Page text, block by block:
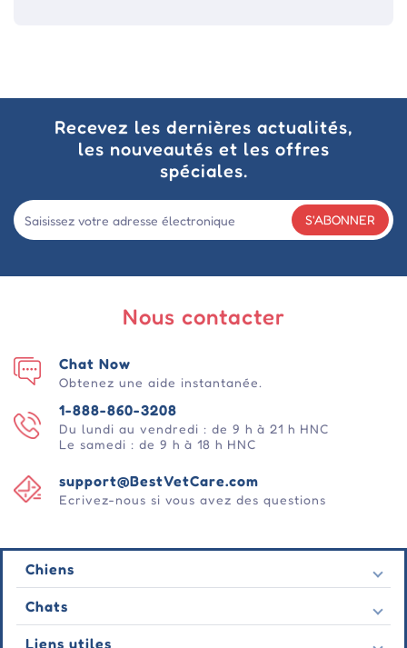
Recevez les dernières actualités,
les nouveautés et les offres
spéciales.
S'ABONNER
Nous contacter
1-888-860-3208
Du lundi au vendredi : de 9 h à 21 h HNC
Le samedi : de 9 h à 18 h HNC
support@BestVetCare.com
Ecrivez-nous si vous avez des questions
Chat Now
Obtenez une aide instantanée.
Chiens
Puces et tiques
Vermifuges
Chats
Puces et tiques
Liens utiles